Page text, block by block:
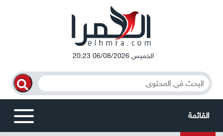
الخميس 06/08/2026 20:23
القائمة